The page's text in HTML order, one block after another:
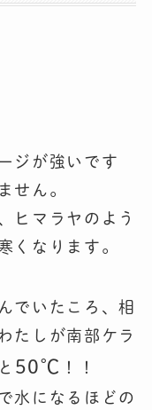
ジが強いです
せん。
ヒマラヤのよう
くなります。
でいたころ、相
たしが南部ケラ
50℃
！！
水になるほどの